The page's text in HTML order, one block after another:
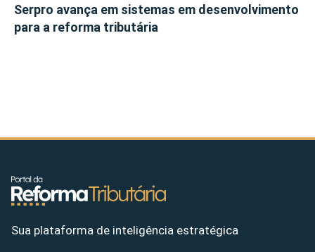
Serpro avança em sistemas em desenvolvimento
para a reforma tributária
Sua plataforma de inteligência estratégica